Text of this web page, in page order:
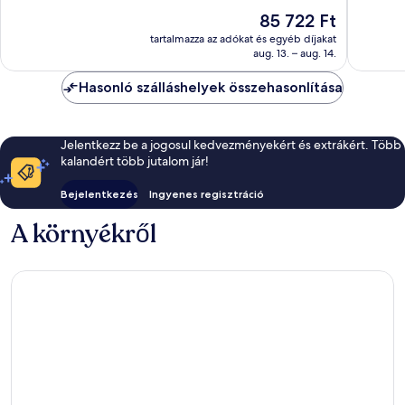
Az
ár
85 722 Ft
85 722 Ft
tartalmazza az adókat és egyéb díjakat
aug. 13. – aug. 14.
Hasonló szálláshelyek összehasonlítása
Jelentkezz be a jogosul kedvezményekért és extrákért. Több
kalandért több jutalom jár!
Bejelentkezés Ingyenes regisztráció
A környékről